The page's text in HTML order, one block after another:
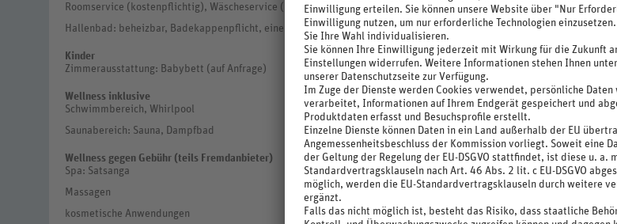
Roomservice (kostenpflichtig), Wäscheservice (kostenpflichtig)
Hallenbad: beheizbar, Badekappenpflicht, eine Stunde Nutzung pro Tag, Reservierung erforderlich
Kinder
Zimmerausstattung: Babybett (auf Anfrage)
Wellness inklusive
Schwimmbereich, Whirlpool
Saunabereich: Sauna, Dampfbad
Wellness gegen Gebühr (teils Fremdanbieter)
Spa: Satsanga
Massagen
kosmetische Anwendungen